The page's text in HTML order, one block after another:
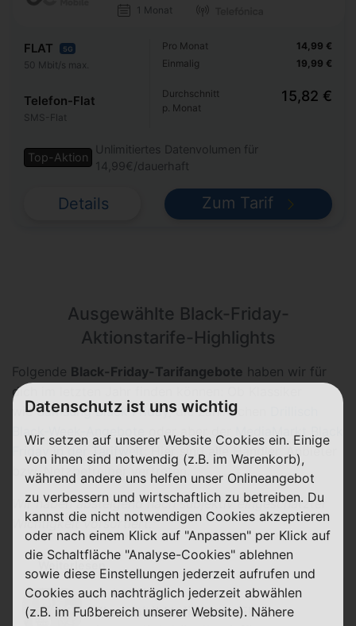
1 Monat
FLAT 5G
50 Mbit/s max.
Telefon-Flat
SMS-Flat
Pro Monat
Einmalig
14,99 €
19,99 €
Durchschnitt
p. Monat
15,82 €
Top-Aktion
Unlimitiertes Datenvolumen für
14,99€/dauerhaft
Details Zum Tarif
Ausgewählte Black-Friday-
Aktionstarife-Highlights
Folgende Black-Friday-Tarifangebote haben wir für
dich im letzten Jahr finden können: Ob Klassiker
wieSamsung Black Friday, die zahlreichen
Black-Week-Angebote
Friday in der Tarifwelt
: Hier sind alle Händler, Anbieter
bzw. Netzbetreiber vertreten.
Wir haben absteigend nach subjektiv eingeschätzter
Wichtigkeit vorsortiert.
beendet
Klarmobil Unlimited-Flat
Datenschutz ist uns wichtig
Wir setzen auf unserer Website Cookies ein. Einige
von ihnen sind notwendig (z.B. im Warenkorb),
während andere uns helfen unser Onlineangebot
zu verbessern und wirtschaftlich zu betreiben. Du
kannst die nicht notwendigen Cookies akzeptieren
oder nach einem Klick auf "Anpassen" per Klick auf
die Schaltfläche "Analyse-Cookies" ablehnen
sowie diese Einstellungen jederzeit aufrufen und
Cookies auch nachträglich jederzeit abwählen
(z.B. im Fußbereich unserer Website). Nähere